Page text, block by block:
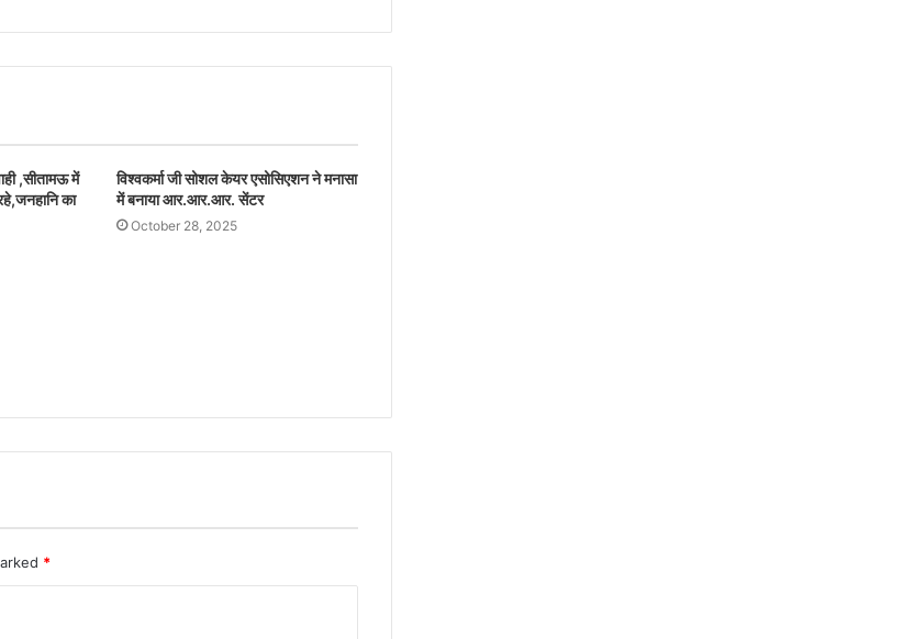
,सीतामऊ में
का
विश्वकर्मा जी सोशल केयर एसोसिएशन ने मनासा
में बनाया आर.आर.आर. सेंटर
October 28, 2025
*